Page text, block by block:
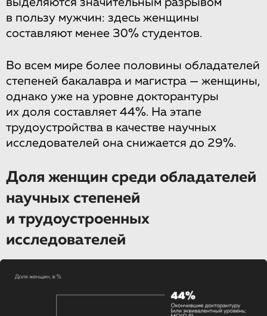
выделяются значительным разрывом
в пользу мужчин: здесь женщины
составляют менее 30% студентов.
Во всем мире более половины обладателей
степеней бакалавра и магистра — женщины,
однако уже на уровне докторантуры
их доля составляет 44%. На этапе
трудоустройства в качестве научных
исследователей она снижается до 29%.
Доля женщин среди обладателей
научных степеней
и трудоустроенных
исследователей